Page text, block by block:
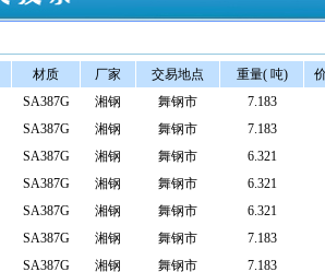
材质 厂家 交易地点 重量( 吨)
SA387G 湘钢 舞钢市
7.183
SA387G 湘钢 舞钢市
7.183
SA387G 湘钢 舞钢市
6.321
SA387G 湘钢 舞钢市
6.321
SA387G 湘钢 舞钢市
6.321
SA387G 湘钢 舞钢市
7.183
SA387G 湘钢 舞钢市 7.183